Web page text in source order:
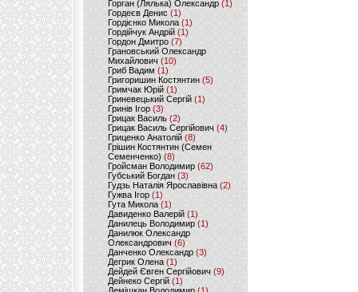
Горган (Лялька) Олександр(1)
Гордеєв Денис (1)
Гордієнко Микола (1)
Гордійчук Андрій (1)
Гордон Дмитро (7)
Грановський Олександр
Михайлович (10)
Гриб Вадим (1)
Григоришин Костянтин (5)
Гримчак Юрій(1)
Гриневецький Сергій(1)
Гринів Ігор (3)
Грицак Василь (2)
Грицак Василь Сергійович (4)
Гриценко Анатолій (8)
Грішин Костянтин (Семен
Семенченко)(8)
Гройсман Володимир(62)
Губський Богдан (3)
Гудзь Наталія Ярославівна(2)
Гужва Ігор (1)
Гута Микола (1)
Давиденко Валерій (1)
Данилець Володимир(1)
Данилюк Олександр
Олександрович (6)
Данченко Олександр (3)
Дегрик Олена(1)
Дейдей Євген Сергійович(9)
Дейнеко Сергій (1)